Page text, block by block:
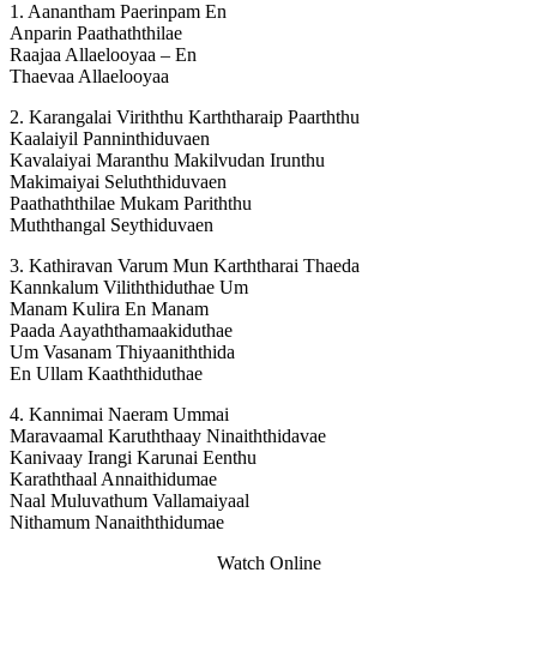
1. Aanantham Paerinpam En
Anparin Paathaththilae
Raajaa Allaelooyaa – En
Thaevaa Allaelooyaa
2. Karangalai Viriththu Karththaraip Paarththu
Kaalaiyil Panninthiduvaen
Kavalaiyai Maranthu Makilvudan Irunthu
Makimaiyai Seluththiduvaen
Paathaththilae Mukam Pariththu
Muththangal Seythiduvaen
3. Kathiravan Varum Mun Karththarai Thaeda
Kannkalum Viliththiduthae Um
Manam Kulira En Manam
Paada Aayaththamaakiduthae
Um Vasanam Thiyaaniththida
En Ullam Kaaththiduthae
4. Kannimai Naeram Ummai
Maravaamal Karuththaay Ninaiththidavae
Kanivaay Irangi Karunai Eenthu
Karaththaal Annaithidumae
Naal Muluvathum Vallamaiyaal
Nithamum Nanaiththidumae
Watch Online